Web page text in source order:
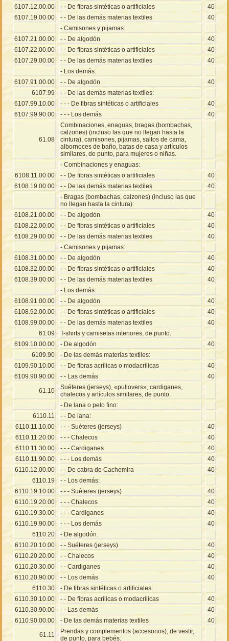
6107.12.00.00
- - De fibras sintéticas o artificiales
40
6107.19.00.00
- - De las demás materias textiles
40
- Camisones y pijamas:
6107.21.00.00
- - De algodón
40
6107.22.00.00
- - De fibras sintéticas o artificiales
40
6107.29.00.00
- - De las demás materias textiles
40
- Los demás:
6107.91.00.00
- - De algodón
40
6107.99
- - De las demás materias textiles:
6107.99.10.00
- - - De fibras sintéticas o artificiales
40
6107.99.90.00
- - - Los demás 40
61.08
Combinaciones, enaguas, bragas (bombachas,
calzones) (incluso las que no llegan hasta la
cintura), camisones, pijamas, saltos de cama,
albornoces de baño, batas de casa y artículos
similares, de punto, para mujeres o niñas.
- Combinaciones y enaguas:
6108.11.00.00
- - De fibras sintéticas o artificiales
40
6108.19.00.00
- - De las demás materias textiles
40
- Bragas (bombachas, calzones) (incluso las que
no llegan hasta la cintura):
6108.21.00.00
- - De algodón
40
6108.22.00.00
- - De fibras sintéticas o artificiales
40
6108.29.00.00
- - De las demás materias textiles
40
- Camisones y pijamas:
6108.31.00.00
- - De algodón
40
6108.32.00.00
- - De fibras sintéticas o artificiales
40
6108.39.00.00
- - De las demás materias textiles
40
- Los demás:
6108.91.00.00
- - De algodón
40
6108.92.00.00
- - De fibras sintéticas o artificiales
40
6108.99.00.00
- - De las demás materias textiles
40
61.09
T-shirts y camisetas interiores, de punto.
6109.10.00.00
- De algodón
40
6109.90
- De las demás materias textiles:
6109.90.10.00
- - De fibras acrílicas o modacrílicas
40
6109.90.90.00
- - Las demás
40
61.10
Suéteres (jerseys), «pullovers», cardiganes,
chalecos y artículos similares, de punto.
- De lana o pelo fino:
6110.11
- - De lana:
6110.11.10.00
- - - Suéteres (jerseys)
40
6110.11.20.00
- - - Chalecos
40
6110.11.30.00
- - - Cardiganes
40
6110.11.90.00
- - - Los demás
40
6110.12.00.00
- - De cabra de Cachemira
40
6110.19
- - Los demás:
6110.19.10.00
- - - Suéteres (jerseys)
40
6110.19.20.00
- - - Chalecos
40
6110.19.30.00
- - - Cardiganes
40
6110.19.90.00
- - - Los demás
40
6110.20
- De algodón:
6110.20.10.00
- - Suéteres (jerseys)
40
6110.20.20.00
- - Chalecos
40
6110.20.30.00
- - Cardiganes
40
6110.20.90.00
- - Los demás
40
6110.30
- De fibras sintéticas o artificiales:
6110.30.10.00
- - De fibras acrílicas o modacrílicas
40
6110.30.90.00
- - Las demás
40
6110.90.00.00
- De las demás materias textiles
40
61.11
Prendas y complementos (accesorios), de vestir,
de punto, para bebés.